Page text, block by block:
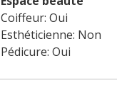
Coiffeur: Oui
Esthéticienne: Non
Pédicure: Oui